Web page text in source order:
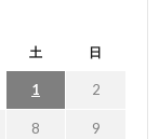
土 日
1 2
8 9